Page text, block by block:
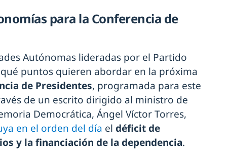
para la Conferencia de
Autónomas lideradas por el Partido
puntos quieren abordar en la próxima
de Presidentes, programada para este
de un escrito dirigido al ministro de
Democrática, Ángel Víctor Torres,
en el orden del día el déficit de
y la financiación de la dependencia.